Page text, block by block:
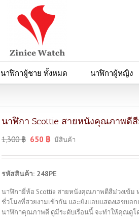
นาฬิกาผู้ชาย ทั้งหมด นาฬิกาผู้หญิง
นาฬิกา Scottie สายหนังคุณภาพดี
1,300฿ 650 ฿ มีสินค้า
รหัสสินค้า: 248PE
นาฬิกายี่ห้อ Scottie สายหนังคุณภาพดีสีม่วงเข้
ชั่วโมงที่สวยงามเข้ากัน และยังแอบแสดงเลขบอ
นาฬิกาคุณภาพดี ดูมีระดับเรือนนี้ จะทำให้คุณดูโ